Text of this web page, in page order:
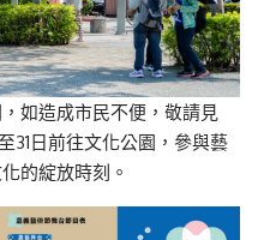
如造成市民不便，敬請見
31日前往文化公園，參與藝
的綻放時刻。